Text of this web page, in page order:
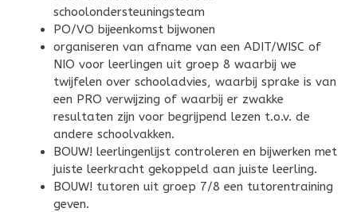
schoolondersteuningsteam
PO/VO bijeenkomst bijwonen
organiseren van afname van een ADIT/WISC of
NIO voor leerlingen uit groep 8 waarbij we
twijfelen over schooladvies, waarbij sprake is van
een PRO verwijzing of waarbij er zwakke
resultaten zijn voor begrijpend lezen t.o.v. de
andere schoolvakken.
BOUW! leerlingenlijst controleren en bijwerken met
juiste leerkracht gekoppeld aan juiste leerling.
BOUW! tutoren uit groep 7/8 een tutorentraining
geven.